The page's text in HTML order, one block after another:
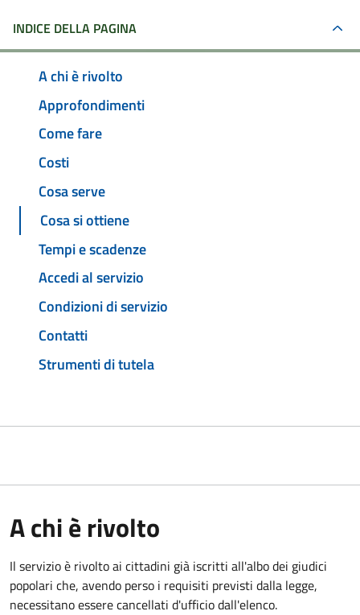
INDICE DELLA PAGINA
A chi è rivolto
Approfondimenti
Come fare
Costi
Cosa serve
Cosa si ottiene
Tempi e scadenze
Accedi al servizio
Condizioni di servizio
Contatti
Strumenti di tutela
A chi è rivolto
Il servizio è rivolto ai cittadini già iscritti all'albo dei giudici
popolari che, avendo perso i requisiti previsti dalla legge,
necessitano essere cancellati d'ufficio dall'elenco.